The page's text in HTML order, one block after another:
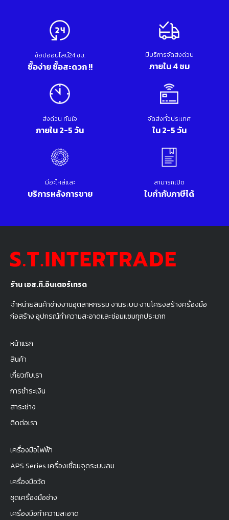
ร้าน เอส.ที.อินเตอร์เทรด
จำหน่ายสินค้าช่างงานอุตสาหกรรม งานระบบ งานโครงสร้างครื่องมือ
ก่อสร้าง อุปกรณ์ทำความสะอาดและซ่อมแซมทุกประเภท
หน้าแรก
สินค้า
เกี่ยวกับเรา
การชำระเงิน
สาระช่าง
ติดต่อเรา
เครื่องมือไฟฟ้า
APS Series เครื่องเชื่อมจุดระบบลม
เครื่องมือวัด
ชุดเครื่องมือช่าง
เครื่องมือทำความสะอาด
ช้อปออนไลน์24 ชม.
ซื้อง่าย ซื้อสะดวก !!
มีบริการจัดส่งด่วน
ภายใน 4 ชม
ส่งด่วน ทันใจ
ภายใน 2-5 วัน
จัดส่งทั่วประเทศ
ใน 2-5 วัน
มีอะไหล่และ
บริการหลังการขาย
สามารถเปิด
ใบกำกับภาษีได้